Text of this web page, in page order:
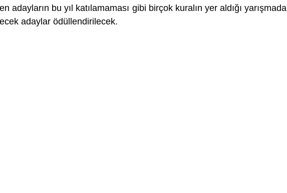
adayların bu yıl katılamaması gibi birçok kuralın yer aldığı yarışmada
adaylar ödüllendirilecek.